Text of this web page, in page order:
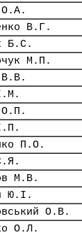
О.А.
В.Г.
Б.С.
М.П.
В.В.
О.П.
П.О.
М.В.
Ю.І.
О.В.
О.Л.